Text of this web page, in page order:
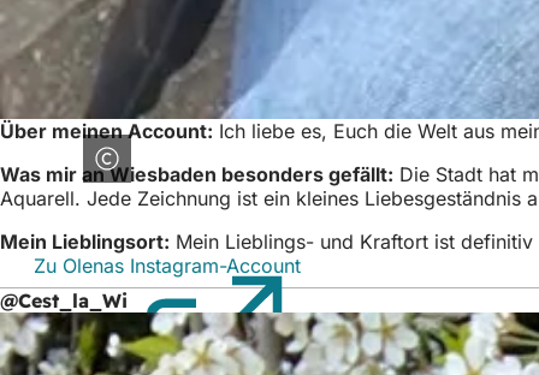
Über meinen Account: Ich liebe es, Euch die Welt aus
Was mir an Wiesbaden besonders gefällt: Die Stadt hat
Aquarell. Jede Zeichnung ist ein kleines
Mein Lieblingsort: Mein Lieblings- und Kraftort ist
Zu Olenas Instagram-Account
in
einem
neuen
Tab)
@Cest_la_Wi